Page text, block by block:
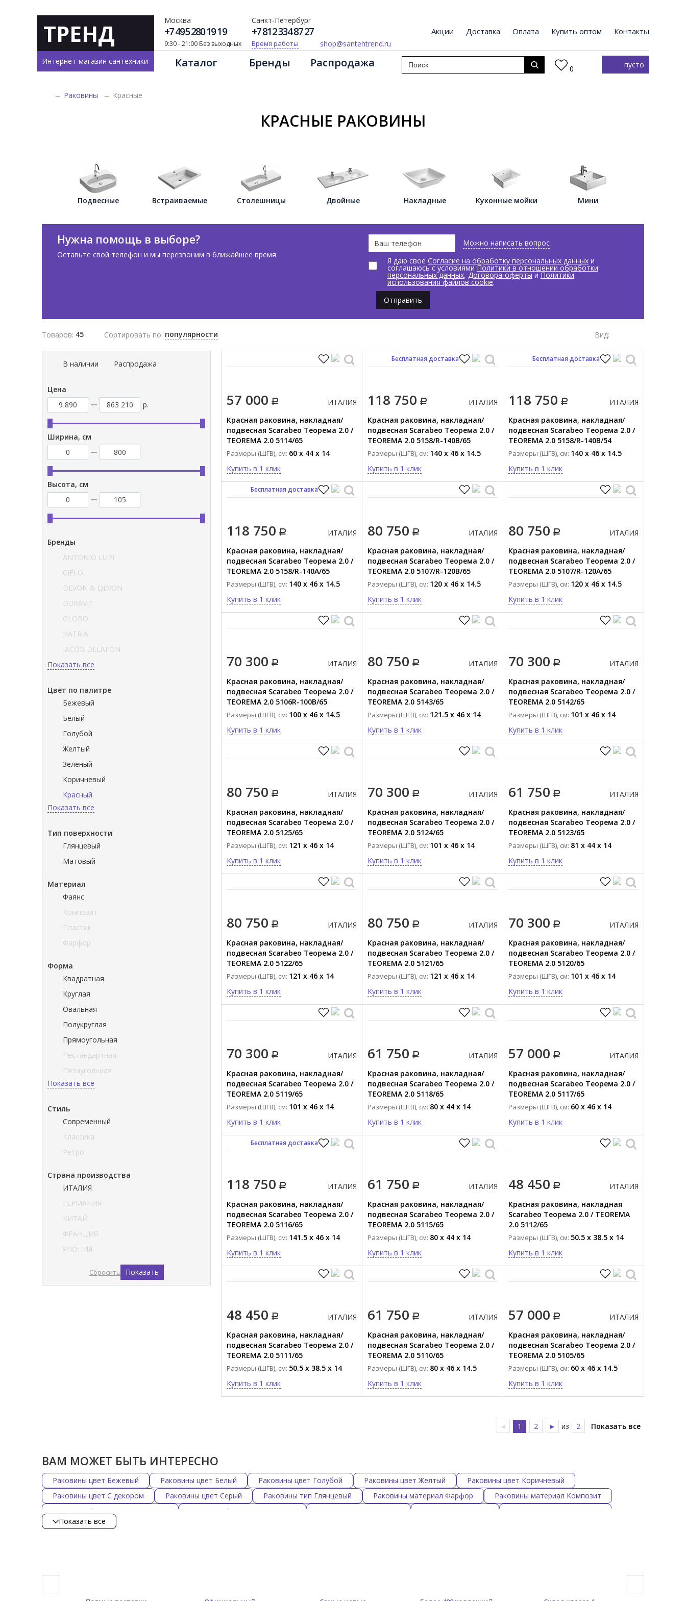
ТРЕНД
Интернет-магазин сантехники
Москва
+7 495 280 19 19
9:30 - 21:00 Без выходных
Санкт-Петербург
+7 812 334 87 27
Время работы shop@santehtrend.ru
Акции Доставка Оплата Купить оптом Контакты
Каталог Бренды Распродажа 0 пусто
→ Раковины → Красные
КРАСНЫЕ РАКОВИНЫ
Подвесные Встраиваемые Столешницы Двойные Накладные Кухонные мойки Мини
В наличии Распродажа
Цена
р.
Ширина, см
Высота, см
Бренды
ANTONIO LUPI
CIELO
DEVON & DEVON
DURAVIT
GLOBO
HATRIA
JACOB DELAFON
Показать все
Цвет по палитре
Бежевый
Белый
Голубой
Желтый
Зеленый
Коричневый
Красный
Показать все
Тип поверхности
Глянцевый
Матовый
Материал
Фаянс
Композит
Пластик
Фарфор
Форма
Квадратная
Круглая
Овальная
Полукруглая
Прямоугольная
Нестандартная
Пятиугольная
Показать все
Стиль
Современный
Классика
Ретро
Страна производства
ИТАЛИЯ
ГЕРМАНИЯ
КИТАЙ
ФРАНЦИЯ
ЯПОНИЯ
Показать
Сбросить
Нужна помощь в выборе?
Оставьте свой телефон и мы перезвоним в ближайшее время
Можно написать вопрос
Я даю свое Согласие на обработку персональных данныхи
соглашаюсь с условиями Политики в отношении обработки
персональных данных, Договора-оферты и Политики
использования файлов cookie.
Отправить
Товаров: 45 Сортировать по: популярности Вид:
57 000
ИТАЛИЯ
Красная раковина, накладная/
подвесная Scarabeo Теорема 2.0 /
TEOREMA 2.0 5114/65
Размеры (ШГВ), см: 60 x 44 x 14
Купить в 1 клик
118 750
ИТАЛИЯ
Красная раковина, накладная/
подвесная Scarabeo Теорема 2.0 /
TEOREMA 2.0 5158/R-140B/65
Размеры (ШГВ), см: 140 x 46 x 14.5
Купить в 1 клик
Бесплатная доставка
118 750
ИТАЛИЯ
Красная раковина, накладная/
подвесная Scarabeo Теорема 2.0 /
TEOREMA 2.0 5158/R-140B/54
Размеры (ШГВ), см: 140 x 46 x 14.5
Купить в 1 клик
Бесплатная доставка
118 750
ИТАЛИЯ
Красная раковина, накладная/
подвесная Scarabeo Теорема 2.0 /
TEOREMA 2.0 5158/R-140A/65
Размеры (ШГВ), см: 140 x 46 x 14.5
Купить в 1 клик
Бесплатная доставка
80 750
ИТАЛИЯ
Красная раковина, накладная/
подвесная Scarabeo Теорема 2.0 /
TEOREMA 2.0 5107/R-120B/65
Размеры (ШГВ), см: 120 x 46 x 14.5
Купить в 1 клик
80 750
ИТАЛИЯ
Красная раковина, накладная/
подвесная Scarabeo Теорема 2.0 /
TEOREMA 2.0 5107/R-120A/65
Размеры (ШГВ), см: 120 x 46 x 14.5
Купить в 1 клик
70 300
ИТАЛИЯ
Красная раковина, накладная/
подвесная Scarabeo Теорема 2.0 /
TEOREMA 2.0 5106R-100B/65
Размеры (ШГВ), см: 100 x 46 x 14.5
Купить в 1 клик
80 750
ИТАЛИЯ
Красная раковина, накладная/
подвесная Scarabeo Теорема 2.0 /
TEOREMA 2.0 5143/65
Размеры (ШГВ), см: 121.5 x 46 x 14
Купить в 1 клик
70 300
ИТАЛИЯ
Красная раковина, накладная/
подвесная Scarabeo Теорема 2.0 /
TEOREMA 2.0 5142/65
Размеры (ШГВ), см: 101 x 46 x 14
Купить в 1 клик
80 750
ИТАЛИЯ
Красная раковина, накладная/
подвесная Scarabeo Теорема 2.0 /
TEOREMA 2.0 5125/65
Размеры (ШГВ), см: 121 x 46 x 14
Купить в 1 клик
70 300
ИТАЛИЯ
Красная раковина, накладная/
подвесная Scarabeo Теорема 2.0 /
TEOREMA 2.0 5124/65
Размеры (ШГВ), см: 101 x 46 x 14
Купить в 1 клик
61 750
ИТАЛИЯ
Красная раковина, накладная/
подвесная Scarabeo Теорема 2.0 /
TEOREMA 2.0 5123/65
Размеры (ШГВ), см: 81 x 44 x 14
Купить в 1 клик
80 750
ИТАЛИЯ
Красная раковина, накладная/
подвесная Scarabeo Теорема 2.0 /
TEOREMA 2.0 5122/65
Размеры (ШГВ), см: 121 x 46 x 14
Купить в 1 клик
80 750
ИТАЛИЯ
Красная раковина, накладная/
подвесная Scarabeo Теорема 2.0 /
TEOREMA 2.0 5121/65
Размеры (ШГВ), см: 121 x 46 x 14
Купить в 1 клик
70 300
ИТАЛИЯ
Красная раковина, накладная/
подвесная Scarabeo Теорема 2.0 /
TEOREMA 2.0 5120/65
Размеры (ШГВ), см: 101 x 46 x 14
Купить в 1 клик
70 300
ИТАЛИЯ
Красная раковина, накладная/
подвесная Scarabeo Теорема 2.0 /
TEOREMA 2.0 5119/65
Размеры (ШГВ), см: 101 x 46 x 14
Купить в 1 клик
61 750
ИТАЛИЯ
Красная раковина, накладная/
подвесная Scarabeo Теорема 2.0 /
TEOREMA 2.0 5118/65
Размеры (ШГВ), см: 80 x 44 x 14
Купить в 1 клик
57 000
ИТАЛИЯ
Красная раковина, накладная/
подвесная Scarabeo Теорема 2.0 /
TEOREMA 2.0 5117/65
Размеры (ШГВ), см: 60 x 46 x 14
Купить в 1 клик
118 750
ИТАЛИЯ
Красная раковина, накладная/
подвесная Scarabeo Теорема 2.0 /
TEOREMA 2.0 5116/65
Размеры (ШГВ), см: 141.5 x 46 x 14
Купить в 1 клик
Бесплатная доставка
61 750
ИТАЛИЯ
Красная раковина, накладная/
подвесная Scarabeo Теорема 2.0 /
TEOREMA 2.0 5115/65
Размеры (ШГВ), см: 80 x 44 x 14
Купить в 1 клик
48 450
ИТАЛИЯ
Красная раковина, накладная
Scarabeo Теорема 2.0 / TEOREMA
2.0 5112/65
Размеры (ШГВ), см: 50.5 x 38.5 x 14
Купить в 1 клик
48 450
ИТАЛИЯ
Красная раковина, накладная/
подвесная Scarabeo Теорема 2.0 /
TEOREMA 2.0 5111/65
Размеры (ШГВ), см: 50.5 x 38.5 x 14
Купить в 1 клик
61 750
ИТАЛИЯ
Красная раковина, накладная/
подвесная Scarabeo Теорема 2.0 /
TEOREMA 2.0 5110/65
Размеры (ШГВ), см: 80 x 46 x 14.5
Купить в 1 клик
57 000
ИТАЛИЯ
Красная раковина, накладная/
подвесная Scarabeo Теорема 2.0 /
TEOREMA 2.0 5105/65
Размеры (ШГВ), см: 60 x 46 x 14.5
Купить в 1 клик
◄ 1 2 ► из 2 Показать все
ВАМ МОЖЕТ БЫТЬ ИНТЕРЕСНО
Раковины цвет Бежевый Раковины цвет Белый Раковины цвет Голубой Раковины цвет Желтый
Раковины цвет Коричневый
Раковины цвет С декором
Раковины цвет Серый Раковины тип Глянцевый Раковины материал Фарфор
Раковины материал Композит
Раковины форма Нестандартная
Раковины форма Треугольная
Черные матовые раковины
Показать все